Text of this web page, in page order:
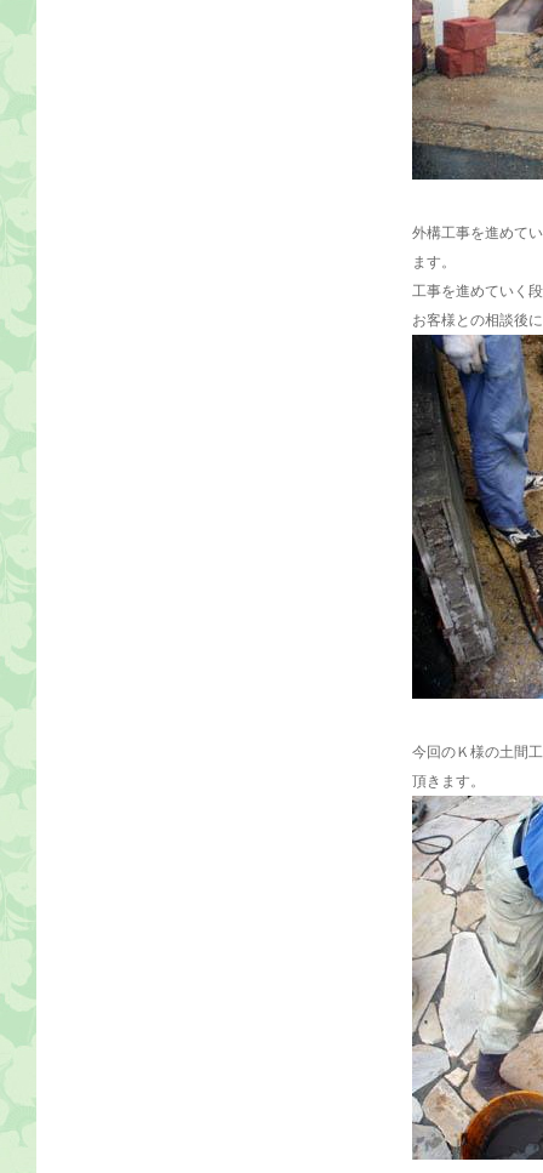
外構工事を進めて
ます。
工事を進めていく
お客様との相談後
今回のＫ様の土間
頂きます。